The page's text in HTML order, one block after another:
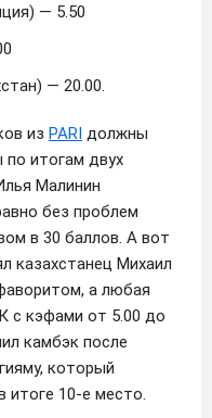
— 5.50
— 20.00.
из PARI должны
итогам двух
Малинин
без проблем
в 30 баллов. А вот
казахстанец Михаил
а любая
с кэфами от 5.00 до
камбэк после
который
итоге 10-е место.